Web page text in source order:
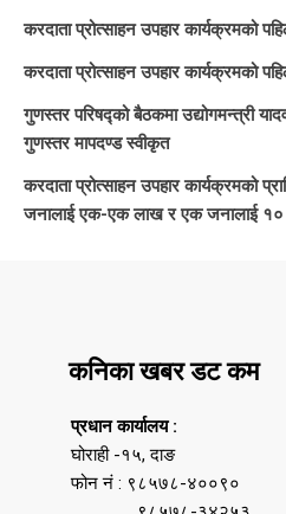
करदाता प्रोत्साहन उपहार कार्यक्रमको
करदाता प्रोत्साहन उपहार कार्यक्रमको
गुणस्तर परिषद्को बैठकमा उद्योगमन्त्री
गुणस्तर मापदण्ड स्वीकृत
करदाता प्रोत्साहन उपहार कार्यक्रमको
जनालाई एक-एक लाख र एक जनालाई १०
कनिका खबर डट कम
प्रधान कार्यालय :
घोराही -१५, दाङ
फोन नं : ९८५७८-४००९०